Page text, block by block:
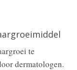
te
dermatologen.